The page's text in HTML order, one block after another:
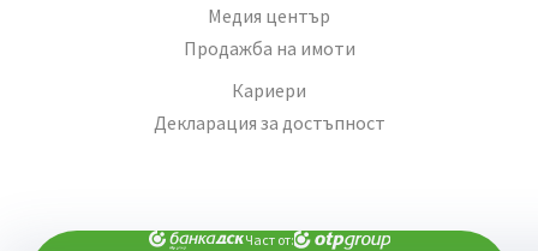
Медия център
Продажба на имоти
Кариери
Декларация за достъпност
Част от: